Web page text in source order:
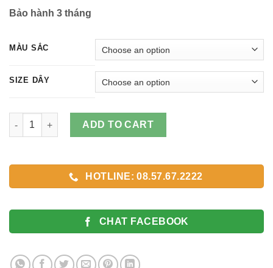
Bảo hành 3 tháng
MÀU SẮC
SIZE DÂY
Dây Kim Loại Giảm 50% - Cực Shock quantity
ADD TO CART
HOTLINE: 08.57.67.2222
CHAT FACEBOOK